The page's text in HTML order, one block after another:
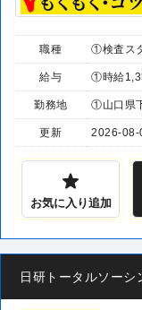
職種 ①検査ス
給与 ①時給
勤務地 ①山口県
更新 2026-
お気に入り追加
日研トータルソー